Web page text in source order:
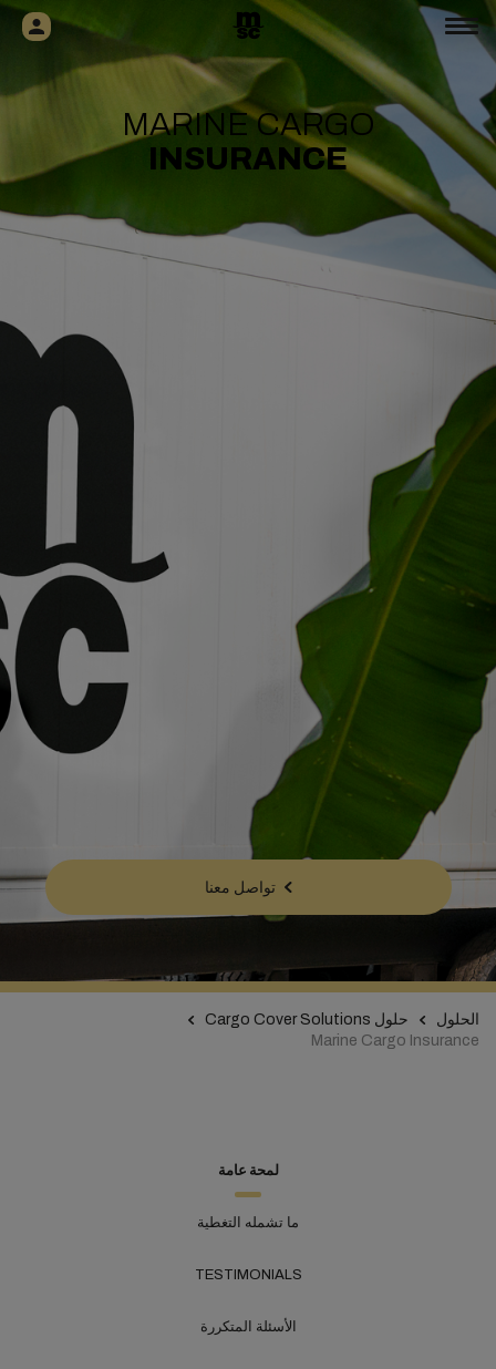
MARINE CARGO
INSURANCE
تواصل معنا
الحلول
حلول Cargo Cover Solutions
Marine Cargo Insurance
لمحة عامة
ما تشمله التغطية
TESTIMONIALS
الأسئلة المتكررة